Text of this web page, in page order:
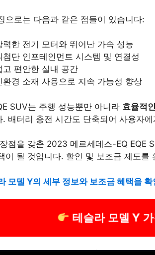
으로는 다음과 같은 점들이 있습니다:
력한 전기 모터와 뛰어난 가속 성능
첨단 인포테인먼트 시스템 및 연결성
고 편안한 실내 공간
환경 소재 사용으로 지속 가능성 향상
SUV는 주행 성능뿐만 아니라 효율적
. 배터리 충전 시간도 단축되어 사용자
점을 갖춘 2023 메르세데스-EQ EQE
이 될 것입니다. 할인 및 보조금 제도
모델 Y의 세부 정보와 보조금 혜택을
테슬라 모델 Y